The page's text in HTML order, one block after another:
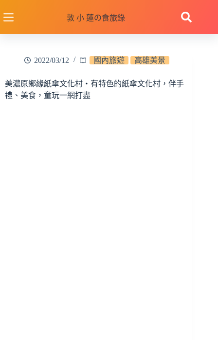
至
敦 小 蓮の食旅錄
2022/03/12 國內旅遊 高雄美景
美濃原鄉緣紙傘文化村‧有特色的紙傘文化村，伴手
禮、美食，童玩一網打盡